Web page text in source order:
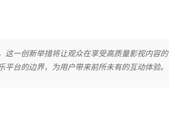
这一创新举措将让观众在享受高质量影视内容的
台的边界，为用户带来前所未有的互动体验。